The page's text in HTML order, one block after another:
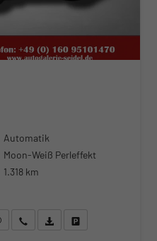
Automatik
Moon-Weiß Perleffekt
1.318 km
WhatsApp anfragen
Wir rufen Sie anFahrzeugexposé (PDF)
Fahrzeug parken